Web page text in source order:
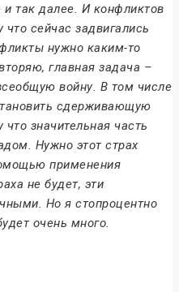
и так далее. И конфликтов
сейчас задвигались
нужно каким-то
главная задача –
войну. В том числе
сдерживающую
значительная часть
Нужно этот страх
применения
не будет, эти
Но я стопроцентно
очень много.